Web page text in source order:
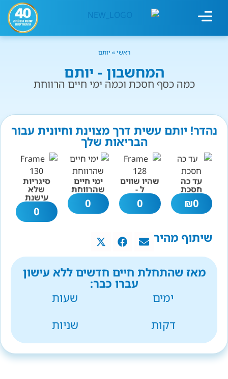
ראשי» יותם
המחשבון - יותם
כמה כסף חסכת וכמה ימי חיים הרווחת
נהדר! יותם עשית דרך מצוינת וחיונית עבור
הבריאות שלך
עד כה
חסכת
0
₪
שהיו שווים
ל -
0
ימי חיים
שהרווחת
0
סיגריות
שלא
עישנת
0
שיתוף מהיר
מאז שהתחלת חיים חדשים ללא עישון
עברו כבר:
ימים
שעות
דקות
שניות